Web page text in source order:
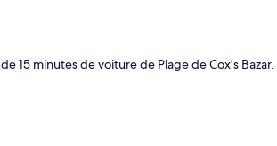
15 minutes de voiture de Plage de Cox's Bazar.